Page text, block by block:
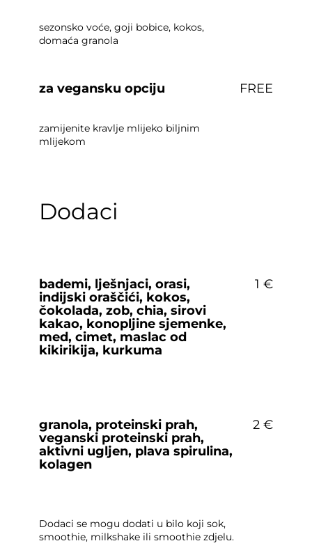
sezonsko voće, goji bobice, kokos,
domaća granola
za vegansku opciju
zamijenite kravlje mlijeko biljnim
mlijekom
FREE
Dodaci
bademi, lješnjaci, orasi,
indijski oraščići, kokos,
čokolada, zob, chia, sirovi
kakao, konopljine sjemenke,
med, cimet, maslac od
kikirikija, kurkuma
1 €
granola, proteinski prah,
veganski proteinski prah,
aktivni ugljen, plava spirulina,
kolagen
2 €
Dodaci se mogu dodati u bilo koji sok,
smoothie, milkshake ili smoothie zdjelu.